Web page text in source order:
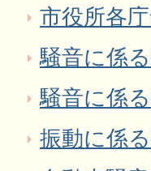
市役所各
騒音に係
騒音に係
振動に係